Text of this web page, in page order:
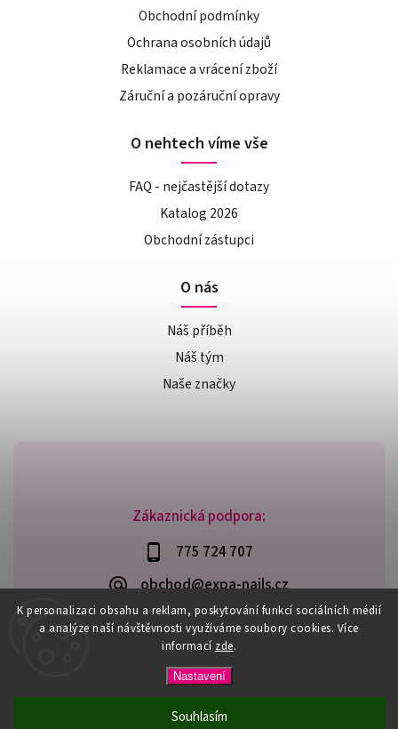
K personalizaci obsahu a reklam, poskytování funkcí sociálních médií
a analýze naší návštěvnosti využíváme soubory cookies. Více
informací zde.
Nastavení
Souhlasím
Zákaznická podpora:
775 724 707
obchod@expa-nails.cz
Obchodní podmínky
Ochrana osobních údajů
Reklamace a vrácení zboží
Záruční a pozáruční opravy
O nehtech víme vše
FAQ - nejčastější dotazy
Katalog 2026
Obchodní zástupci
O nás
Náš příběh
Náš tým
Naše značky
Expanails.cz. Všechna práva vyhrazena.
Upravit nastavení cookies
VytvořilShoptet | Design